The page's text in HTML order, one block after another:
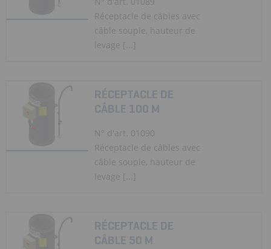
Réceptacle de câbles avec
câble souple, hauteur de
levage [...]
RÉCEPTACLE DE
CÂBLE 100 M
N° d'art. 01090
Réceptacle de câbles avec
câble souple, hauteur de
levage [...]
RÉCEPTACLE DE
CÂBLE 50 M